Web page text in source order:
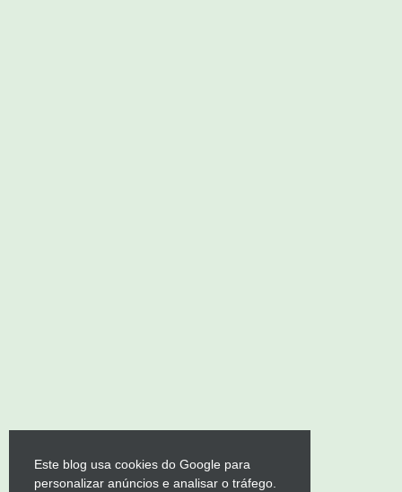
Este blog usa cookies do Google para
personalizar anúncios e analisar o tráfego.